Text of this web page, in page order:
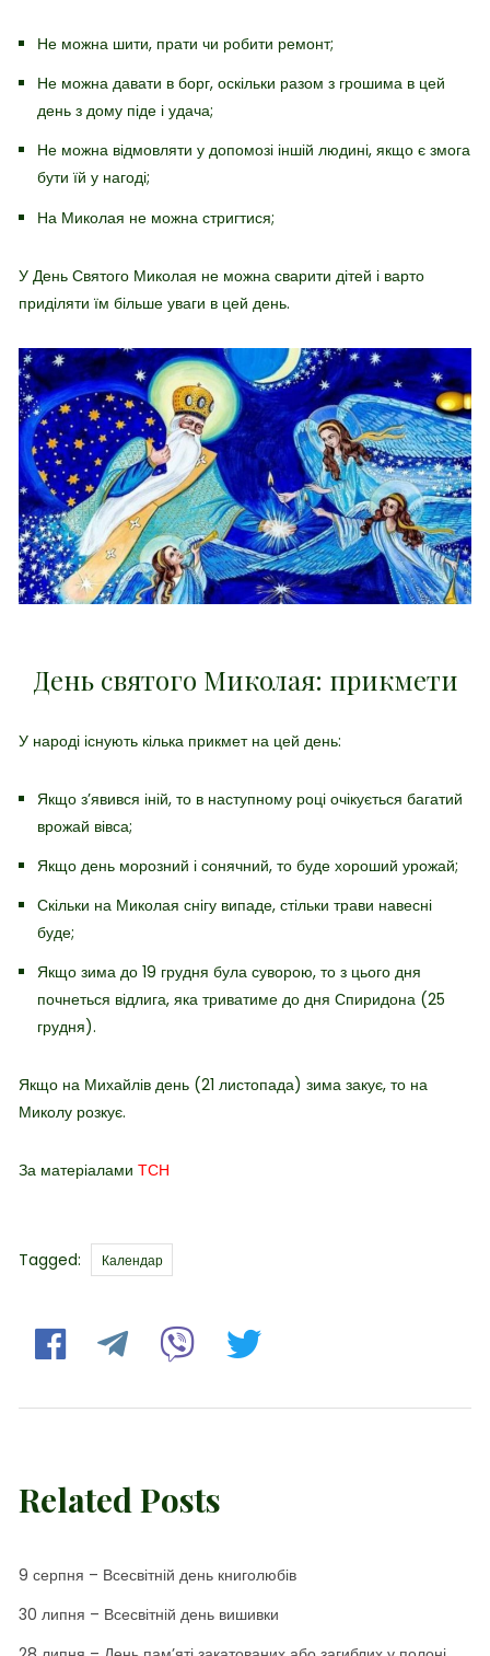
Не можна шити, прати чи робити ремонт;
Не можна давати в борг, оскільки разом з грошима в цей
день з дому піде і удача;
Не можна відмовляти у допомозі іншій людині, якщо є змога
бути їй у нагоді;
На Миколая не можна стригтися;
У День Святого Миколая не можна сварити дітей і варто
приділяти їм більше уваги в цей день.
День святого Миколая: прикмети
У народі існують кілька прикмет на цей день:
Якщо з’явився іній, то в наступному році очікується багатий
врожай вівса;
Якщо день морозний і сонячний, то буде хороший урожай;
Скільки на Миколая снігу випаде, стільки трави навесні
буде;
Якщо зима до 19 грудня була суворою, то з цього дня
почнеться відлига, яка триватиме до дня Спиридона (25
грудня).
Якщо на Михайлів день (21 листопада) зима закує, то на
Миколу розкує.
За матеріалами ТСН
Tagged: Tags
Календар
Related Posts
9 серпня – Всесвітній день книголюбів
30 липня – Всесвітній день вишивки